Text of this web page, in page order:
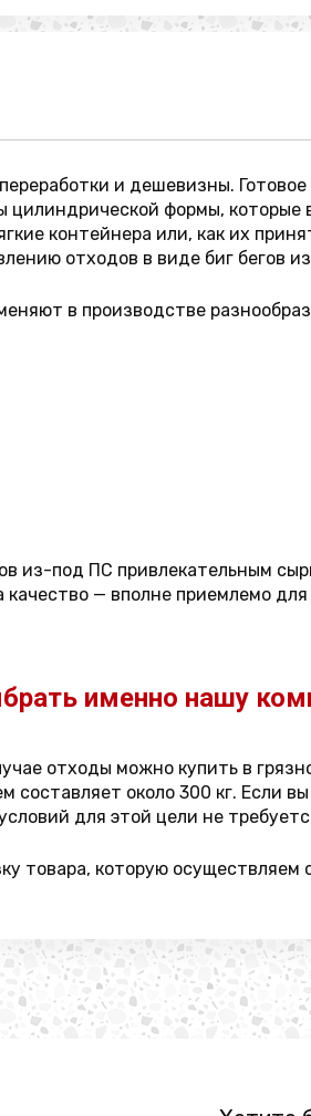
и дешевизны.
формы,
контейнера или, как их
отходов в виде биг бегов
в производстве
из-под ПС привлекательным
— вполне приемлемо
именно нашу
отходы можно купить в
около 300 кг. Если
для этой цели не
товара, которую